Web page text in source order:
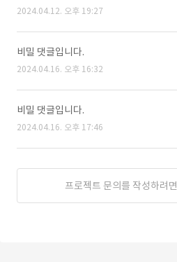
2024.04.12. 오후 19:27
비밀 댓글입니다.
2024.04.16. 오후 16:32
비밀 댓글입니다.
2024.04.16. 오후 17:46
프로젝트 문의를 작성하려면